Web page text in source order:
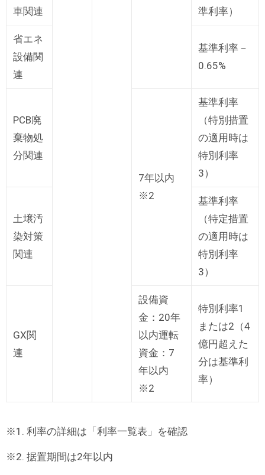
車関連
準利率）
省エネ
設備関
連
基準利率－
0.65%
PCB廃
棄物処
分関連
7年以内
※2
基準利率
（特別措置
の適用時は
特別利率
3）
土壌汚
染対策
関連
基準利率
（特定措置
の適用時は
特別利率
3）
GX関
連
設備資
金：20年
以内運転
資金：7
年以内
※2
特別利率1
または2（4
億円超えた
分は基準利
率）
※1. 利率の詳細は「利率一覧表」を確認
※2. 据置期間は2年以内